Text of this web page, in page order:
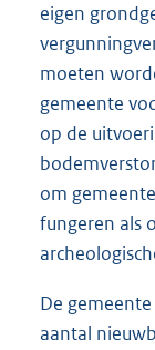
eigen
moeten
gemeente
op de
om
fungeren als
De
aantal